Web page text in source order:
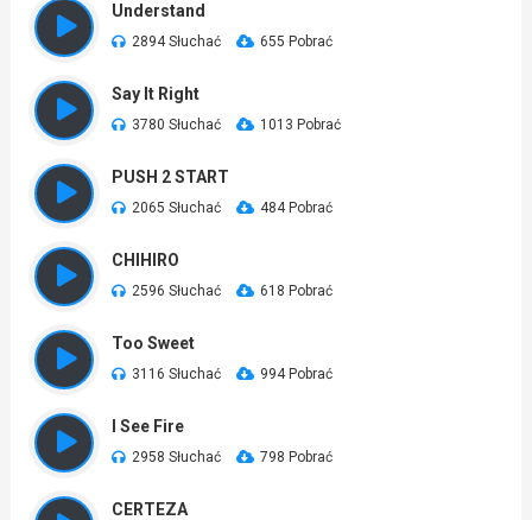
Understand
2894 Słuchać 655 Pobrać
Say It Right
3780 Słuchać 1013 Pobrać
PUSH 2 START
2065 Słuchać 484 Pobrać
CHIHIRO
2596 Słuchać 618 Pobrać
Too Sweet
3116 Słuchać 994 Pobrać
I See Fire
2958 Słuchać 798 Pobrać
CERTEZA